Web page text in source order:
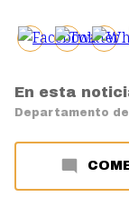
En esta
Departamento